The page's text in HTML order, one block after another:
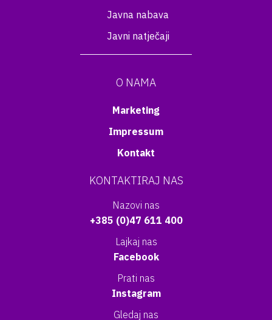
Javna nabava
Javni natječaji
O NAMA
Marketing
Impressum
Kontakt
KONTAKTIRAJ NAS
Nazovi nas
+385 (0)47 611 400
Lajkaj nas
Facebook
Prati nas
Instagram
Gledaj nas